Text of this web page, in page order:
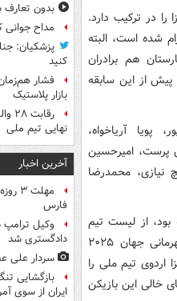
را در ترکیب دارد.
شده است، البته
هم برادران
پیش از این سابقه
پویا آریاخواه،
پرست، امیرحسین
نیازی، محمدرضا
بود، از لیست تیم
ملی خط خورد و یکی از غایبان اصلی ایران است. این بازیکن پیش از قهرمانی جهان ۲۰۲۵
اردوی تیم ملی را
خالی این بازیکن
بدون تعارف
مداح
پزشکیان:
کنید
فشار
بازار پلاستیک
نهایی تیم ملی
آخرین اخبار
فارس
وکیل ترامپ
دادگستری شد
سردار علی
بازگشایی
ایران از سوی